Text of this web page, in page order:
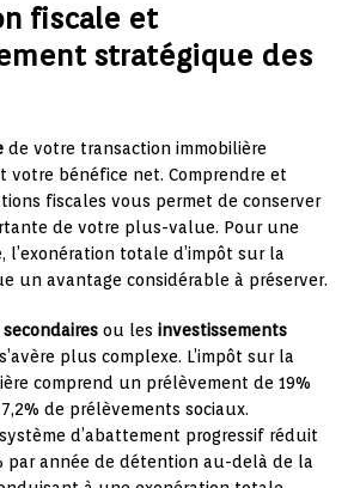
fiscale et
stratégique des
de votre transaction immobilière
votre bénéfice net. Comprendre et
fiscales vous permet de conserver
de votre plus-value. Pour une
l’exonération totale d’impôt sur la
un avantage considérable à préserver.
ou les investissements
plus complexe. L’impôt sur la
comprend un prélèvement de 19%
de prélèvements sociaux.
d’abattement progressif réduit
par année de détention au-delà de la